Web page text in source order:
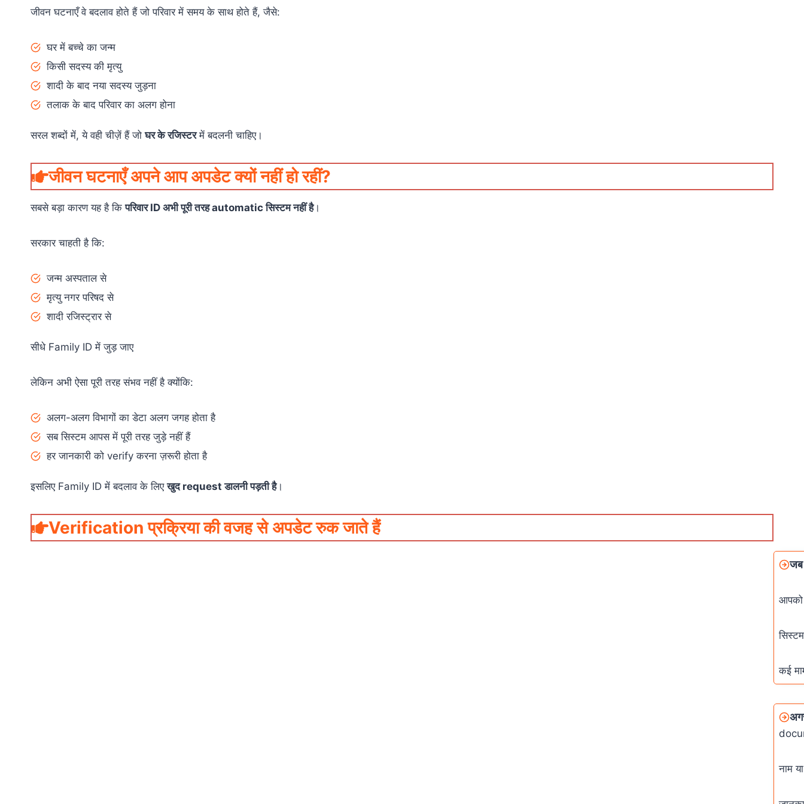
जीवन घटनाएँ वे बदलाव होते हैं जो परिवार में समय के साथ होते हैं, जैसे:
घर में बच्चे का जन्म
किसी सदस्य की मृत्यु
शादी के बाद नया सदस्य जुड़ना
तलाक के बाद परिवार का अलग होना
सरल शब्दों में, ये वही चीज़ें हैं जोघर के रजिस्टरमें बदलनी चाहिए।
जीवन घटनाएँ अपने आप अपडेट क्यों नहीं हो रहीं?
सबसे बड़ा कारण यह है किपरिवार ID अभी पूरी तरह automatic सिस्टम नहीं है।
सरकार चाहती है कि:
जन्म अस्पताल से
मृत्यु नगर परिषद से
शादी रजिस्ट्रार से
सीधे Family ID में जुड़ जाए
लेकिन अभी ऐसा पूरी तरह संभव नहीं है क्योंकि:
अलग-अलग विभागों का डेटा अलग जगह होता है
सब सिस्टम आपस में पूरी तरह जुड़े नहीं हैं
हर जानकारी को verify करना ज़रूरी होता है
इसलिए Family ID में बदलाव के लिएखुद request डालनी पड़ती है।
Verification प्रक्रिया की वजह से अपडेट रुक जाते हैं
जब
कई
नाम